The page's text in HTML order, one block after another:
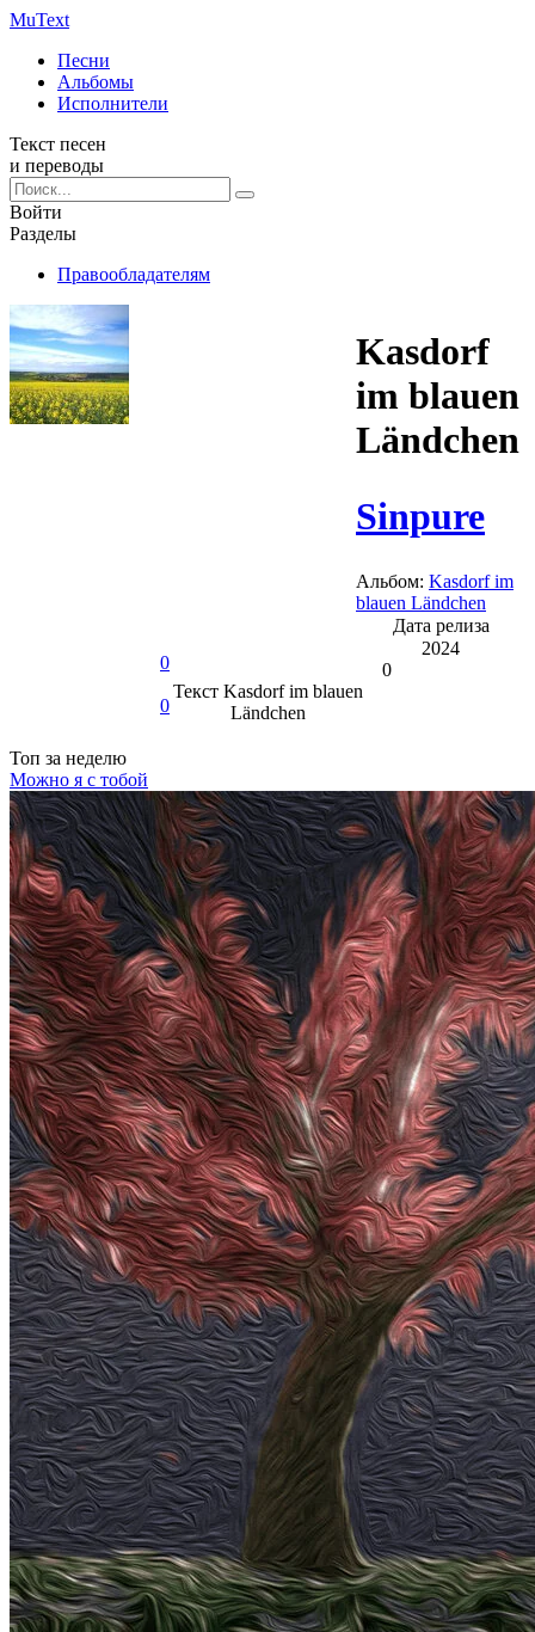
MuText
Песни
Альбомы
Исполнители
Текст песен
и переводы
Войти
Разделы
Правообладателям
0
0
Kasdorf
im blauen
Ländchen
Sinpure
Альбом: Kasdorf im
blauen Ländchen
Дата релиза
2024
0
ТекстKasdorf im blauen
Ländchen
Топ за неделю
Можно я с тобой